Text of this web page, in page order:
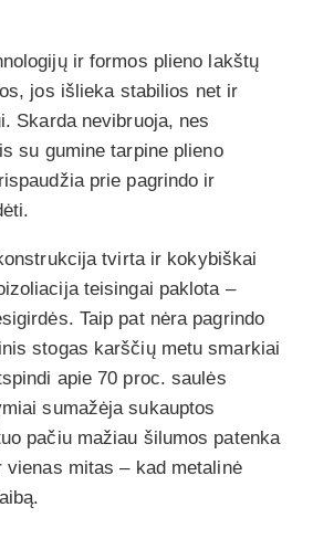
ir formos plieno lakštų
jos išlieka stabilios net ir
Skarda nevibruoja, nes
su gumine tarpine plieno
prie pagrindo ir
tvirta ir kokybiškai
teisingai paklota –
Taip pat nėra pagrindo
stogas karščių metu smarkiai
apie 70 proc. saulės
sumažėja sukauptos
pačiu mažiau šilumos patenka
vienas mitas – kad metalinė